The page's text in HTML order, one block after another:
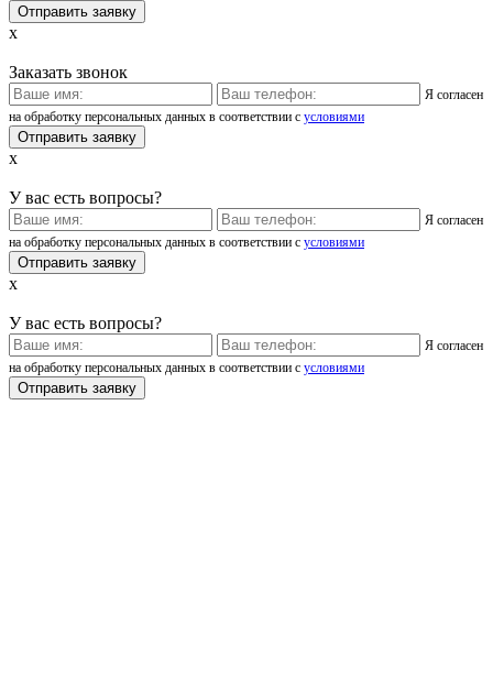
x
Заказать звонок
Я согласен
на обработку персональных данных в соответствии с условиями
x
У вас есть вопросы?
Я согласен
на обработку персональных данных в соответствии с условиями
x
У вас есть вопросы?
Я согласен
на обработку персональных данных в соответствии с условиями